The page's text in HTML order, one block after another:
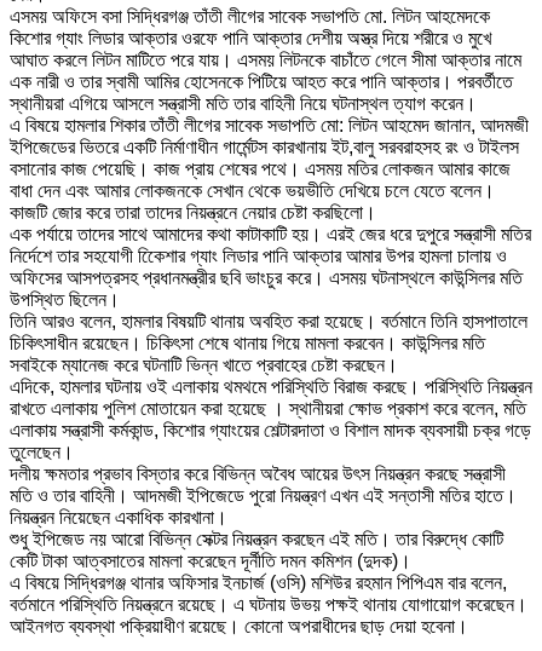
এসময় অফিসে বসা সিদ্ধিরগঞ্জ তাঁতী লীগের সাবেক সভাপতি মো. লিটন আহমেদকে
কিশোর গ্যাং লিডার আক্তার ওরফে পানি আক্তার দেশীয় অস্ত্র দিয়ে শরীরে ও মুখে
আঘাত করলে লিটন মাটিতে পরে যায়। এসময় লিটনকে বাচাঁতে গেলে সীমা আক্তার নামে
এক নারী ও তার স্বামী আমির হোসেনকে পিটিয়ে আহত করে পানি আক্তার। পরবর্তীতে
স্থানীয়রা এগিয়ে আসলে সন্ত্রাসী মতি তার বাহিনী নিয়ে ঘটনাস্থল ত্যাগ করেন।
এ বিষয়ে হামলার শিকার তাঁতী লীগের সাবেক সভাপতি মো: লিটন আহমেদ জানান, আদমজী
ইপিজেডের ভিতরে একটি নির্মাণাধীন গার্মেন্টস কারখানায় ইট,বালু সরবরাহসহ রং ও টাইলস
বসানোর কাজ পেয়েছি। কাজ প্রায় শেষের পথে। এসময় মতির লোকজন আমার কাজে
বাধা দেন এবং আমার লোকজনকে সেখান থেকে ভয়ভীতি দেখিয়ে চলে যেতে বলেন।
কাজটি জোর করে তারা তাদের নিয়ন্ত্রনে নেয়ার চেষ্টা করছিলো।
এক পর্যায়ে তাদের সাথে আমাদের কথা কাটাকাটি হয়। এরই জের ধরে দুপুরে সন্ত্রাসী মতির
নির্দেশে তার সহযোগী কিেেশার গ্যাং লিডার পানি আক্তার আমার উপর হামলা চালায় ও
অফিসের আসপত্রসহ প্রধানমন্ত্রীর ছবি ভাংচুর করে। এসময় ঘটনাস্থলে কাউন্সিলর মতি
উপস্থিত ছিলেন।
তিনি আরও বলেন, হামলার বিষয়টি থানায় অবহিত করা হয়েছে। বর্তমানে তিনি হাসপাতালে
চিকিৎসাধীন রয়েছেন। চিকিৎসা শেষে থানায় গিয়ে মামলা করবেন। কাউন্সিলর মতি
সবাইকে ম্যানেজ করে ঘটনাটি ভিন্ন খাতে প্রবাহের চেষ্টা করছেন।
এদিকে, হামলার ঘটনায় ওই এলাকায় থমথমে পরিস্থিতি বিরাজ করছে। পরিস্থিতি নিয়ন্ত্রন
রাখতে এলাকায় পুলিশ মোতায়েন করা হয়েছে । স্থানীয়রা ক্ষোভ প্রকাশ করে বলেন, মতি
এলাকায় সন্ত্রাসী কর্মকান্ড, কিশোর গ্যাংয়ের শেল্টারদাতা ও বিশাল মাদক ব্যবসায়ী চক্র গড়ে
তুলেছেন।
দলীয় ক্ষমতার প্রভাব বিস্তার করে বিভিন্ন অবৈধ আয়ের উৎস নিয়ন্ত্রন করছে সন্ত্রাসী
মতি ও তার বাহিনী। আদমজী ইপিজেডে পুরো নিয়ন্ত্রণ এখন এই সন্তাসী মতির হাতে।
নিয়ন্ত্রন নিয়েছেন একাধিক কারখানা।
শুধু ইপিজেড নয় আরো বিভিন্ন সেক্টর নিয়ন্ত্রন করছেন এই মতি। তার বিরুদ্ধে কোটি
কেটি টাকা আত্বসাতের মামলা করেছেন দূর্নীতি দমন কমিশন (দুদক)।
এ বিষয়ে সিদ্ধিরগঞ্জ থানার অফিসার ইনচার্জ (ওসি) মশিউর রহমান পিপিএম বার বলেন,
বর্তমানে পরিস্থিতি নিয়ন্ত্রনে রয়েছে। এ ঘটনায় উভয় পক্ষই থানায় যোগায়োগ করেছেন।
আইনগত ব্যবস্থা পক্রিয়াধীণ রয়েছে। কোনো অপরাধীদের ছাড় দেয়া হবেনা।